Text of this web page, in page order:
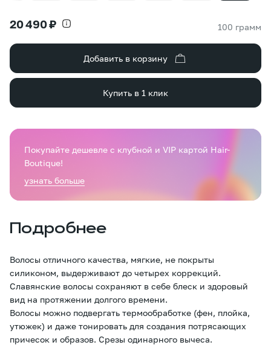
20 490 ₽ 100 грамм
Добавить в корзину
Купить в 1 клик
Подробнее
Волосы отличного качества, мягкие, не покрыты
силиконом, выдерживают до четырех коррекций.
Славянские волосы сохраняют в себе блеск и здоровый
вид на протяжении долгого времени.
Волосы можно подвергать термообработке (фен, плойка,
утюжек) и даже тонировать для создания потрясающих
причесок и образов. Срезы одинарного вычеса.
Покупайте дешевле с клубной и VIP картой Hair-
Boutique!
узнать больше